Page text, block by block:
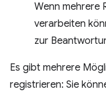
Wenn mehrere
verarbeiten
zur
Es gibt mehrere
registrieren: Sie